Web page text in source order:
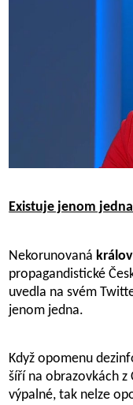
Existuje jenom
Nekorunovaná
propagandistické
uvedla na svém
jenom jedna.
Když opomenu
šíří na obrazovkách
výpalné, tak nelze